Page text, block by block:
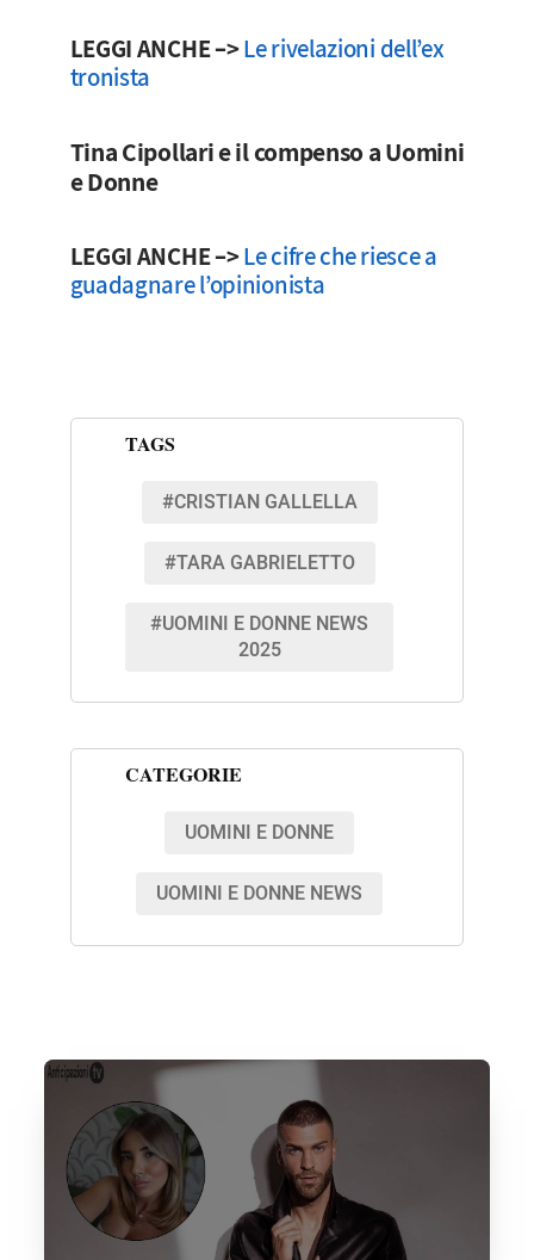
LEGGI ANCHE –>Le rivelazioni dell’ex
tronista
Tina Cipollari e il compenso a Uomini
e Donne
LEGGI ANCHE –>Le cifre che riesce a
guadagnare l’opinionista
TAGS
#CRISTIAN GALLELLA
#TARA GABRIELETTO
#UOMINI E DONNE NEWS
2025
CATEGORIE
UOMINI E DONNE
UOMINI E DONNE NEWS